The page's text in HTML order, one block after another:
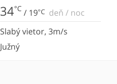
34°C / 19°C deň / noc
Slabý vietor, 3m/s
Južný